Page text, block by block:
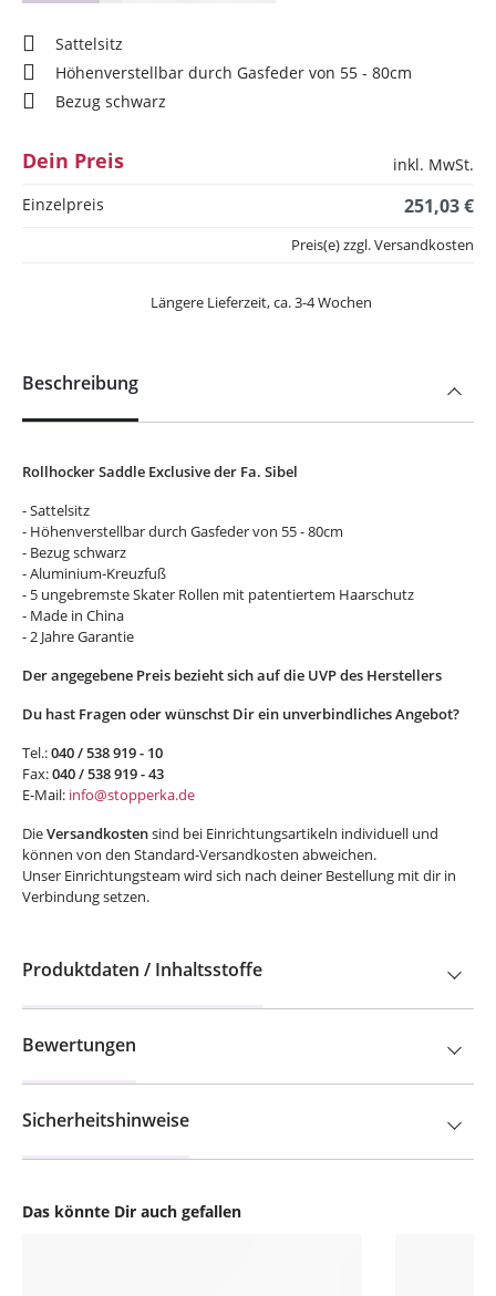
Sattelsitz
Höhenverstellbar durch Gasfeder von 55 - 80cm
Bezug schwarz
Dein Preis
inkl. MwSt.
Einzelpreis
251,03 €
Längere Lieferzeit, ca. 3-4 Wochen
Preis(e) zzgl. Versandkosten
Das könnte Dir auch gefallen
Beschreibung
Rollhocker Saddle Exclusive der Fa. Sibel
- Sattelsitz
- Höhenverstellbar durch Gasfeder von 55 - 80cm
- Bezug schwarz
- Aluminium-Kreuzfuß
- 5 ungebremste Skater Rollen mit patentiertem Haarschutz
- Made in China
- 2 Jahre Garantie
Der angegebene Preis bezieht sich auf die UVP des Herstellers
Du hast Fragen oder wünschst Dir ein unverbindliches Angebot?
Tel.:040 / 538 919 - 10
Fax:040 / 538 919 - 43
E-Mail: info@stopperka.de
DieVersandkostensind bei Einrichtungsartikeln individuell und
können von den Standard-Versandkosten abweichen.
Unser Einrichtungsteam wird sich nach deiner Bestellung mit dir in
Verbindung setzen.
Produktdaten / Inhaltsstoffe
Bewertungen
Sicherheitshinweise